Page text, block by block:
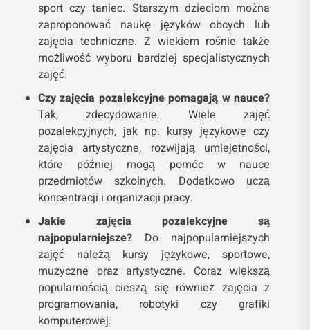
sport czy taniec. Starszym dzieciom można
zaproponować naukę języków obcych lub
zajęcia techniczne. Z wiekiem rośnie także
możliwość wyboru bardziej specjalistycznych
zajęć.
Czy zajęcia pozalekcyjne pomagają w nauce?
Tak, zdecydowanie. Wiele zajęć
pozalekcyjnych, jak np. kursy językowe czy
zajęcia artystyczne, rozwijają umiejętności,
które później mogą pomóc w nauce
przedmiotów szkolnych. Dodatkowo uczą
koncentracji i organizacji pracy.
Jakie zajęcia pozalekcyjne są
najpopularniejsze? Do najpopularniejszych
zajęć należą kursy językowe, sportowe,
muzyczne oraz artystyczne. Coraz większą
popularnością cieszą się również zajęcia z
programowania, robotyki czy grafiki
komputerowej.